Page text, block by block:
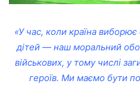
«У час, коли країна
дітей — наш моральний
військових, у тому числі
героїв. Ми маємо бути